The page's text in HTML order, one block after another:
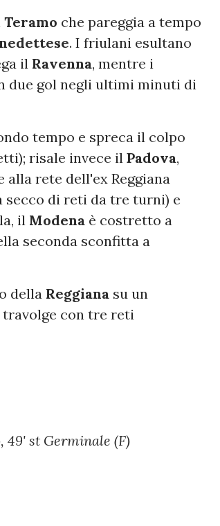
Teramo che pareggia a tempo
. I friulani esultano
il Ravenna, mentre i
due gol negli ultimi minuti di
tempo e spreca il colpo
risale invece il Padova,
alla rete dell'ex Reggiana
secco di reti da tre turni) e
il Modena è costretto a
seconda sconfitta a
della Reggiana su un
travolge con tre reti
49' st Germinale (F)